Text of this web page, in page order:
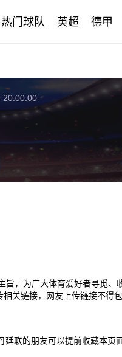
热门球队 英超 德甲
20:00:00
，为广大体育爱好者寻觅
关链接，网友上传链接不得
联的朋友可以提前收藏本页